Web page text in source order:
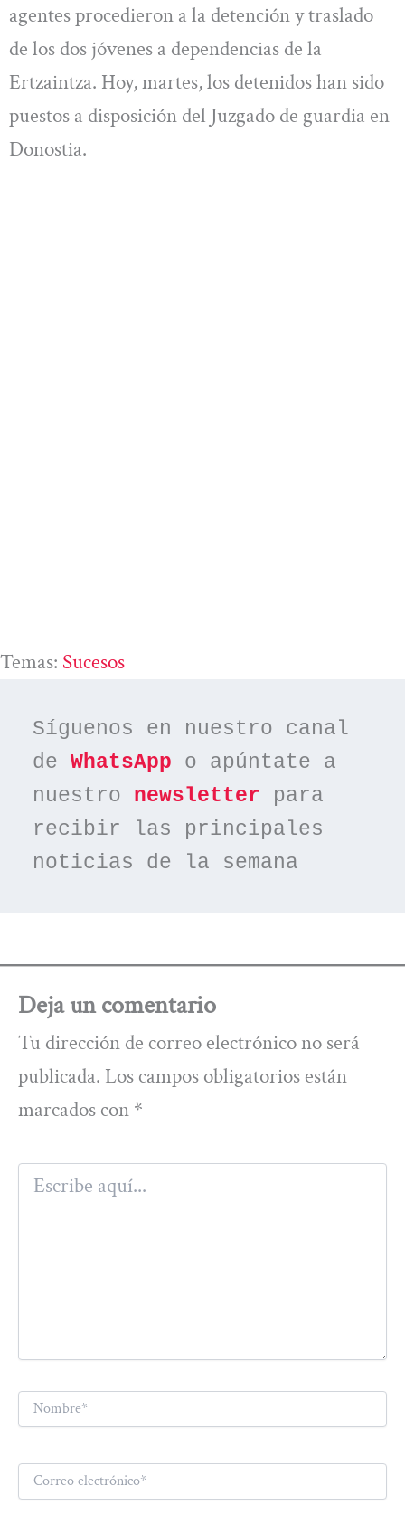
agentes procedieron a la detención y traslado
de los dos jóvenes a dependencias de la
Ertzaintza. Hoy, martes, los detenidos han sido
puestos a disposición del Juzgado de guardia en
Donostia.
Temas: Sucesos
Síguenos en nuestro canal
de WhatsApp o apúntate a
nuestro newsletter para
recibir las principales
noticias de la semana
Deja un comentario
Tu dirección de correo electrónico no será
publicada. Los campos obligatorios están
marcados con *
Escribe
aquí...
Nombre*
Correo
electrónico*